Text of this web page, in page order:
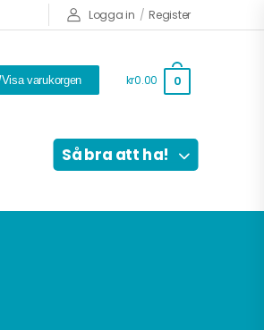
Logga in / Register
Visa varukorgen kr0.00 0
Så bra att ha!